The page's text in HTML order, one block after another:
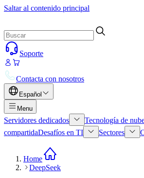
Saltar al contenido principal
Soporte
Contacta con nosotros
Español
Menu
Servidores dedicados Tecnología de
compartidaDesafíos en TI Sectores
Home
DeepSeek